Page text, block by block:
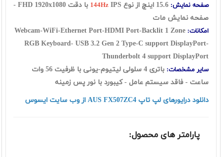
صفحه نمایش: 144Hz
IPS با دقت FHD 1920x1080 -
صفحه نمایش مات
امکانات: Webcam-WiFi-Ethernet Port-HDMI Port-Backlit 1 Zone
RGB Keyboard- USB 3.2 Gen 2 Type-C support DisplayPort-
Thunderbolt 4 support DisplayPort
سایر مشخصات:
باتری 4 سلولی لیتیوم-یونی با ظرفیت 56 وات
ساعت - فاقد سیستم عامل - کیبورد با نور پس زمینه
دانلود درایورهای لپ تاپ AUS FX507ZC4 از وب سایت ایسوس
پارامتر های محصول: